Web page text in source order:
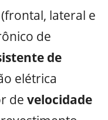
(frontal, lateral e
de
de
elétrica
de velocidade